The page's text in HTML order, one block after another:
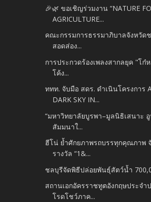
🎉🌿 ขอเชิญร่วมงาน “NATURE
AGRICULTURE...
คณะกรรมการธรรมาภิบาลจังหวัด
สอดส่อง...
การประกวดร้องเพลงสากลยุค "โก๋
โค้ง...
ททท. จับมือ สดร. ดำเนินโครงการ
DARK SKY IN...
“มหาวิทยาลัยบูรพา–มูลนิธิเสนาะ
สัมมนาใ...
ฮีโน่ ย้ำศักยภาพรถบรรทุกคุณภาพ
รางวัล “1&...
ชลบุรีจัดพิธีปล่อยพันธุ์สัตว์น้ำ
สถานเอกอัครราชทูตอังกฤษประจำ
โรดโชว์ภาค...